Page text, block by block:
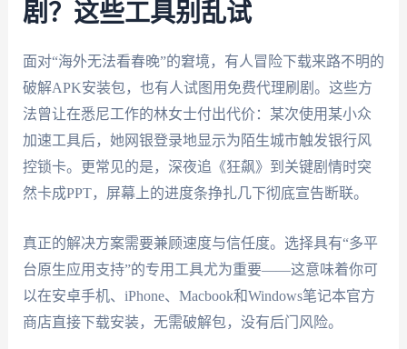
剧？这些工具别乱试
面对“海外无法看春晚”的窘境，有人冒险下载来路不明的
破解APK安装包，也有人试图用免费代理刷剧。这些方
法曾让在悉尼工作的林女士付出代价：某次使用某小众
加速工具后，她网银登录地显示为陌生城市触发银行风
控锁卡。更常见的是，深夜追《狂飙》到关键剧情时突
然卡成PPT，屏幕上的进度条挣扎几下彻底宣告断联。
真正的解决方案需要兼顾速度与信任度。选择具有“多平
台原生应用支持”的专用工具尤为重要——这意味着你可
以在安卓手机、iPhone、Macbook和Windows笔记本官方
商店直接下载安装，无需破解包，没有后门风险。